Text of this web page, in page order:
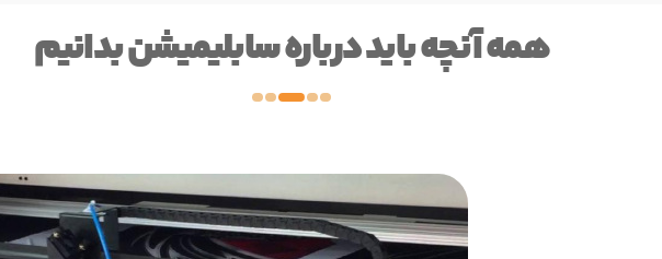
همه آنچه باید درباره سابلیمیشن بدانیم